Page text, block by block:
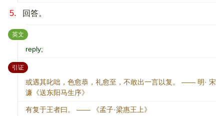
5. 回答。
英文 ：
reply;
引证：
或遇其叱咄，色愈恭，礼愈至，不敢出一言以复。 —— 明· 宋
濂《送东阳马生序》
有复于王者曰。 —— 《孟子·梁惠王上》